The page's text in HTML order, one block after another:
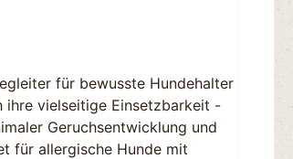
für bewusste Hundehalter
ihre vielseitige Einsetzbarkeit -
Geruchsentwicklung und
für allergische Hunde mit